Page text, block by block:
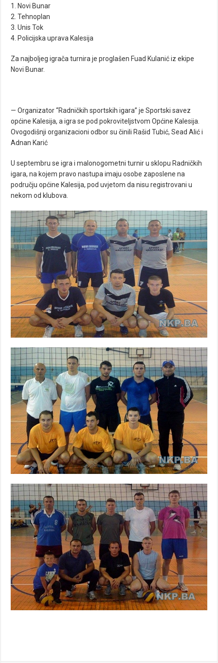
1. Novi Bunar
2. Tehnoplan
3. Unis Tok
4. Policijska uprava Kalesija
Za najboljeg igrača turnira je proglašen Fuad Kulanić iz ekipe
Novi Bunar.
— Organizator “Radničkih sportskih igara” je Sportski savez
općine Kalesija, a igra se pod pokroviteljstvom Općine Kalesija.
Ovogodišnji organizacioni odbor su činili Rašid Tubić, Sead Alić i
Adnan Karić
U septembru se igra i malonogometni turnir u sklopu Radničkih
igara, na kojem pravo nastupa imaju osobe zaposlene na
području općine Kalesija, pod uvjetom da nisu registrovani u
nekom od klubova.